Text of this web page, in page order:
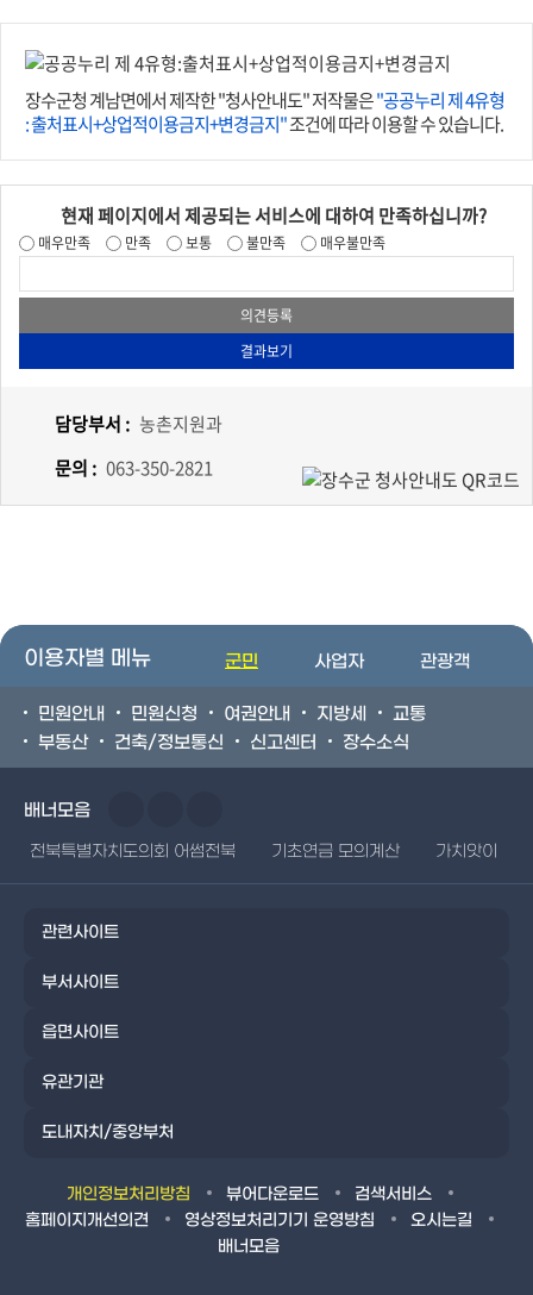
장수군청 계남면에서 제작한 "청사안내도" 저작물은"공공누리 제 4유형
: 출처표시+상업적이용금지+변경금지"조건에 따라 이용할 수 있습니다.
현재 페이지에서 제공되는 서비스에 대하여 만족하십니까?
매우만족 만족 보통 불만족 매우불만족
담당부서 : 농촌지원과
문의 : 063-350-2821
이용자별 메뉴 군민 사업자 관광객
민원안내 민원신청 여권안내 지방세
교통
부동산
건축/정보통신 신고센터 장수소식
배너모음
전북특별자치도의회 어썸전북 기초연금 모의계산 가치앗이
관련사이트
부서사이트
읍면사이트
유관기관
도내자치/중앙부처
개인정보처리방침 뷰어다운로드
검색서비스
홈페이지개선의견
영상정보처리기기 운영방침
오시는길
배너모음